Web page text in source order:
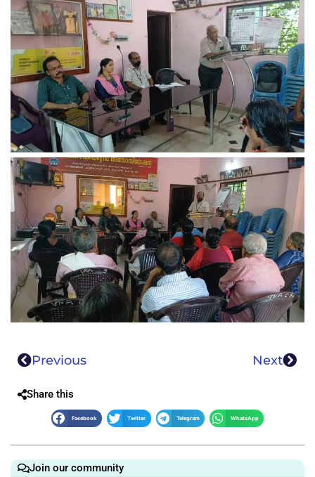
Previous Next
Share this
Facebook Twitter Telegram WhatsApp
Join our community